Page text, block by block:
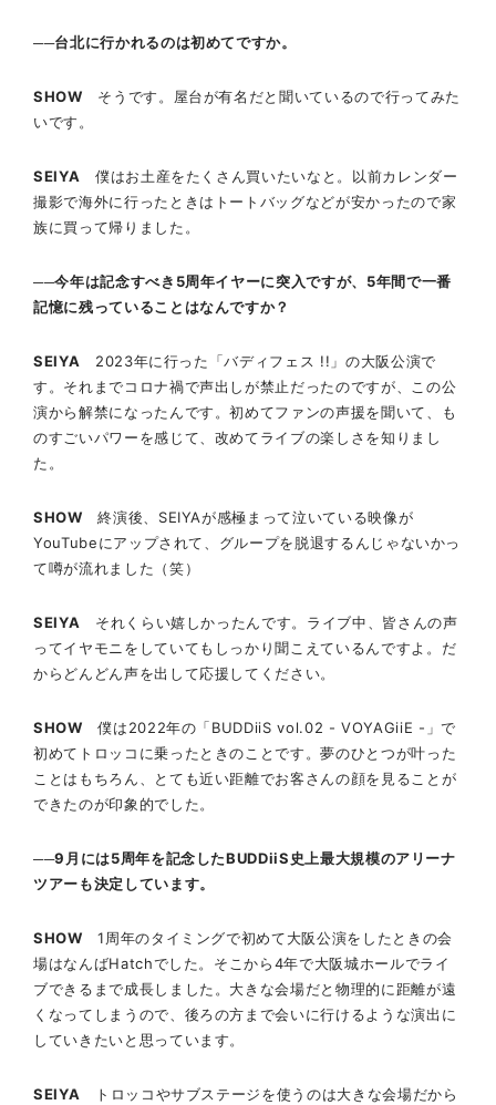
──台北に行かれるのは初めてですか。
SHOW そうです。屋台が有名だと聞いているので行ってみた
いです。
SEIYA 僕はお土産をたくさん買いたいなと。以前カレンダー
撮影で海外に行ったときはトートバッグなどが安かったので家
族に買って帰りました。
──今年は記念すべき5周年イヤーに突入ですが、5年間で一番
記憶に残っていることはなんですか？
SEIYA 2023年に行った「バディフェス !!」の大阪公演で
す。それまでコロナ禍で声出しが禁止だったのですが、この公
演から解禁になったんです。初めてファンの声援を聞いて、も
のすごいパワーを感じて、改めてライブの楽しさを知りまし
た。
SHOW終演後、SEIYAが感極まって泣いている映像が
YouTubeにアップされて、グループを脱退するんじゃないかっ
て噂が流れました（笑）
SEIYA それくらい嬉しかったんです。ライブ中、皆さんの声
ってイヤモニをしていてもしっかり聞こえているんですよ。だ
からどんどん声を出して応援してください。
SHOW僕は2022年の「BUDDiiS vol.02 - VOYAGiiE -」で
初めてトロッコに乗ったときのことです。夢のひとつが叶った
ことはもちろん、とても近い距離でお客さんの顔を見ることが
できたのが印象的でした。
──9月には5周年を記念したBUDDiiS史上最大規模のアリーナ
ツアーも決定しています。
SHOW1周年のタイミングで初めて大阪公演をしたときの会
場はなんばHatchでした。そこから4年で大阪城ホールでライ
ブできるまで成長しました。大きな会場だと物理的に距離が遠
くなってしまうので、後ろの方まで会いに行けるような演出に
していきたいと思っています。
SEIYA
トロッコやサブステージを使うのは大きな会場だから